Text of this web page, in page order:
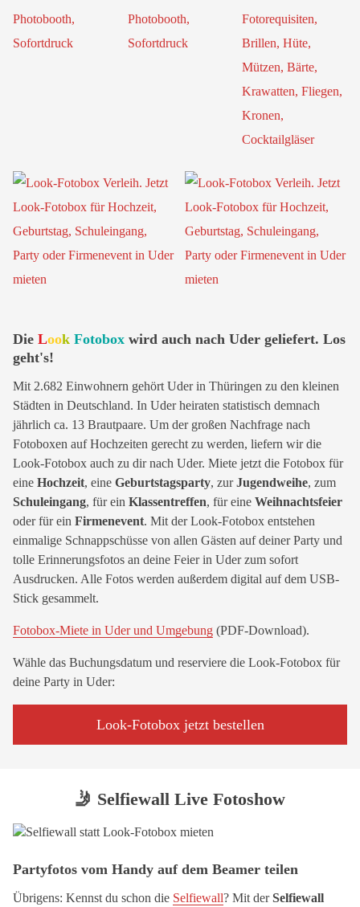
Die Look Fotobox wird auch nach Uder geliefert. Los
geht's!
Mit 2.682 Einwohnern gehört Uder in Thüringen zu den kleinen
Städten in Deutschland. In Uder heiraten statistisch demnach
jährlich ca. 13 Brautpaare. Um der großen Nachfrage nach
Fotoboxen auf Hochzeiten gerecht zu werden, liefern wir die
Look-Fotobox auch zu dir nach Uder. Miete jetzt die Fotobox für
eine Hochzeit, eine Geburtstagsparty, zurJugendweihe, zum
Schuleingang, für ein Klassentreffen, für eine Weihnachtsfeier
oder für ein Firmenevent. Mit der Look-Fotobox entstehen
einmalige Schnappschüsse von allen Gästen auf deiner Party und
tolle Erinnerungsfotos an deine Feier in Uder zum sofort
Ausdrucken. Alle Fotos werden außerdem digital auf dem USB-
Stick gesammelt.
Fotobox-Miete in Uder und Umgebung (PDF-Download).
Wähle das Buchungsdatum und reserviere die Look-Fotobox für
deine Party in Uder:
Look-Fotobox jetzt bestellen
🤳 Selfiewall Live Fotoshow
Partyfotos vom Handy auf dem Beamer teilen
Übrigens: Kennst du schon die Selfiewall? Mit derSelfiewall